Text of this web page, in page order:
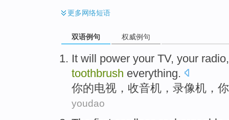
更多网络短语
双语例句 权威例句
It will power your TV, your radio
toothbrush everything.
你的电视 ， 收音机 ， 录像机 ，
youdao